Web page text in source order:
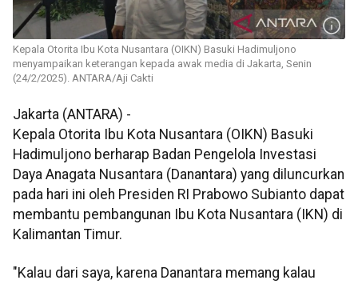
Kepala Otorita Ibu Kota Nusantara (OIKN) Basuki Hadimuljono
menyampaikan keterangan kepada awak media di Jakarta, Senin
(24/2/2025). ANTARA/Aji Cakti
Jakarta (ANTARA) -
Kepala Otorita Ibu Kota Nusantara (OIKN) Basuki
Hadimuljono berharap Badan Pengelola Investasi
Daya Anagata Nusantara (Danantara) yang diluncurkan
pada hari ini oleh Presiden RI Prabowo Subianto dapat
membantu pembangunan Ibu Kota Nusantara (IKN) di
Kalimantan Timur.
"Kalau dari saya, karena Danantara memang kalau